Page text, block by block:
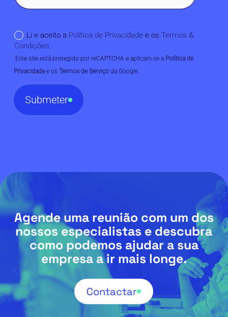
Li e aceito a Política de Privacidade e os Termos &
Condições
Este site está protegido por reCAPTCHA e aplicam-se a Política de
Privacidade e os Termos de Serviço da Google.
Submeter
Agende uma reunião com um dos
nossos especialistas e descubra
como podemos ajudar a sua
empresa a ir mais longe.
Contactar